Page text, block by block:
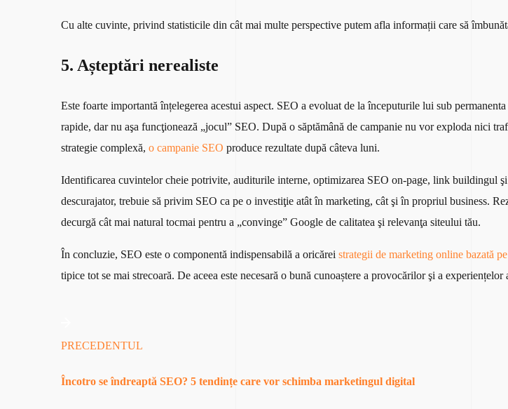
Cu alte cuvinte, privind statisticile din cât mai multe perspective putem afla informații care să
5. Așteptări nerealiste
Este foarte importantă înțelegerea acestui aspect. SEO a evoluat de la începuturile lui sub
rapide, dar nu aşa funcţionează „jocul” SEO. După o săptămână de campanie nu vor exploda nici
strategie complexă, o campanie SEO produce rezultate după câteva luni.
Identificarea cuvintelor cheie potrivite, auditurile interne, optimizarea SEO on-page, link buildingul
descurajator, trebuie să privim SEO ca pe o investiţie atât în marketing, cât şi în propriul business.
decurgă cât mai natural tocmai pentru a „convinge” Google de calitatea şi relevanţa siteului tău.
În concluzie, SEO este o componentă indispensabilă a oricărei strategii de marketing online bazată
tipice tot se mai strecoară. De aceea este necesară o bună cunoaștere a provocărilor şi a
PRECEDENTUL
Încotro se îndreaptă SEO? 5 tendințe care vor schimba marketingul digital